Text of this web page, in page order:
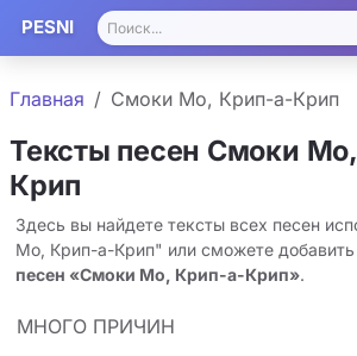
PESNI
Главная Смоки Мо, Крип-а-Крип
Тексты песен Смоки
Крип
Здесь вы найдете тексты всех песен
Мо, Крип-а-Крип" или сможете добавить
песен «Смоки Мо, Крип-а-Крип».
МНОГО ПРИЧИН